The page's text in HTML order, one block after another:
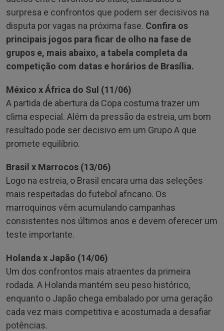
surpresa e confrontos que podem ser decisivos na
disputa por vagas na próxima fase. Confira os
principais jogos para ficar de olho na fase de
grupos e, mais abaixo, a tabela completa da
competição com datas e horários de Brasília.
México x África do Sul (11/06)
A partida de abertura da Copa costuma trazer um
clima especial. Além da pressão da estreia, um bom
resultado pode ser decisivo em um Grupo A que
promete equilíbrio.
Brasil x Marrocos (13/06)
Logo na estreia, o Brasil encara uma das seleções
mais respeitadas do futebol africano. Os
marroquinos vêm acumulando campanhas
consistentes nos últimos anos e devem oferecer um
teste importante.
Holanda x Japão (14/06)
Um dos confrontos mais atraentes da primeira
rodada. A Holanda mantém seu peso histórico,
enquanto o Japão chega embalado por uma geração
cada vez mais competitiva e acostumada a desafiar
potências.